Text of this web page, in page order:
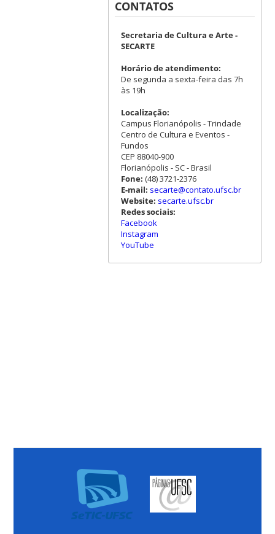
CONTATOS
Secretaria de Cultura e Arte -
SECARTE
Horário de atendimento:
De segunda a sexta-feira das 7h
às 19h
Localização:
Campus Florianópolis - Trindade
Centro de Cultura e Eventos -
Fundos
CEP 88040-900
Florianópolis - SC - Brasil
Fone: (48) 3721-2376
E-mail: secarte@contato.ufsc.br
Website: secarte.ufsc.br
Redes sociais:
Facebook
Instagram
YouTube